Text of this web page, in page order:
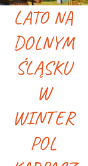
LATO NA
DOLNYM
ŚLĄSKU
W
WINTER
POL